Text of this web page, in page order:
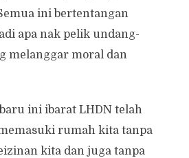
ini bertentangan
apa nak pelik undang-
melanggar moral dan
ini ibarat LHDN telah
rumah kita tanpa
kita dan juga tanpa